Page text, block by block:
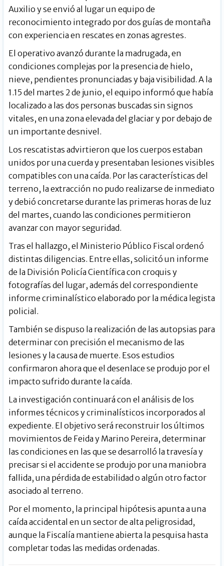
Auxilio y se envió al lugar un equipo de
reconocimiento integrado por dos guías de montaña
con experiencia en rescates en zonas agrestes.
El operativo avanzó durante la madrugada, en
condiciones complejas por la presencia de hielo,
nieve, pendientes pronunciadas y baja visibilidad. A la
1.15 del martes 2 de junio, el equipo informó que había
localizado a las dos personas buscadas sin signos
vitales, en una zona elevada del glaciar y por debajo de
un importante desnivel.
Los rescatistas advirtieron que los cuerpos estaban
unidos por una cuerda y presentaban lesiones visibles
compatibles con una caída. Por las características del
terreno, la extracción no pudo realizarse de inmediato
y debió concretarse durante las primeras horas de luz
del martes, cuando las condiciones permitieron
avanzar con mayor seguridad.
Tras el hallazgo, el Ministerio Público Fiscal ordenó
distintas diligencias. Entre ellas, solicitó un informe
de la División Policía Científica con croquis y
fotografías del lugar, además del correspondiente
informe criminalístico elaborado por la médica legista
policial.
También se dispuso la realización de las autopsias para
determinar con precisión el mecanismo de las
lesiones y la causa de muerte. Esos estudios
confirmaron ahora que el desenlace se produjo por el
impacto sufrido durante la caída.
La investigación continuará con el análisis de los
informes técnicos y criminalísticos incorporados al
expediente. El objetivo será reconstruir los últimos
movimientos de Feida y Marino Pereira, determinar
las condiciones en las que se desarrolló la travesía y
precisar si el accidente se produjo por una maniobra
fallida, una pérdida de estabilidad o algún otro factor
asociado al terreno.
Por el momento, la principal hipótesis apunta a una
caída accidental en un sector de alta peligrosidad,
aunque la Fiscalía mantiene abierta la pesquisa hasta
completar todas las medidas ordenadas.